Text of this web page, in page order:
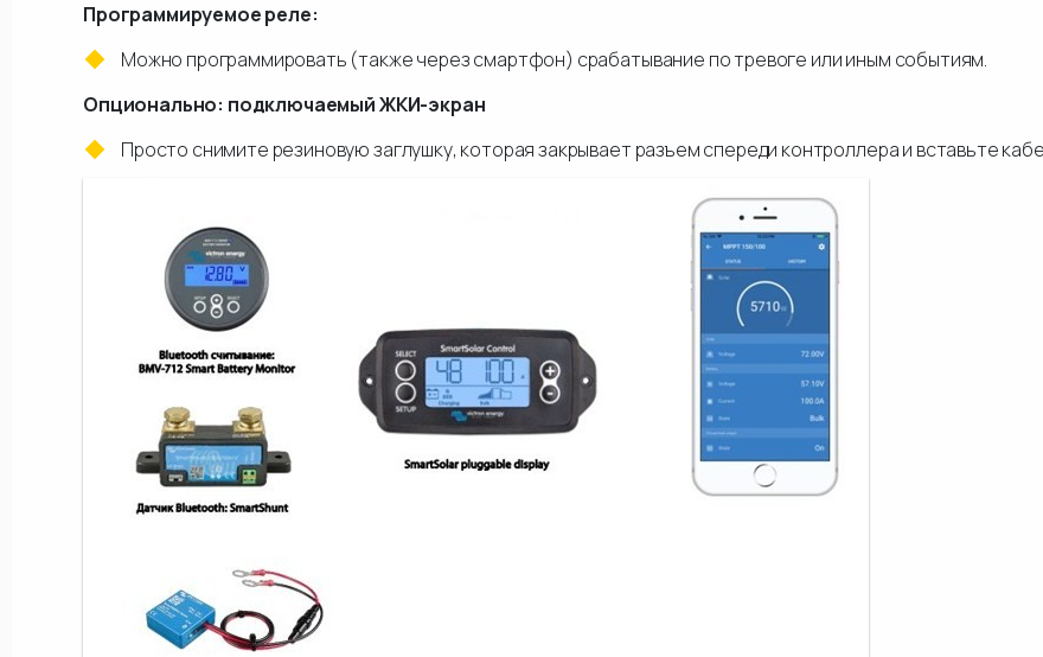
Программируемое реле:
Можно программировать (также через смартфон) срабатывание по тревоге или иным событиям.
Опционально: подключаемый ЖКИ-экран
Просто снимите резиновую заглушку, которая закрывает разъем спереди контроллера и вставьте